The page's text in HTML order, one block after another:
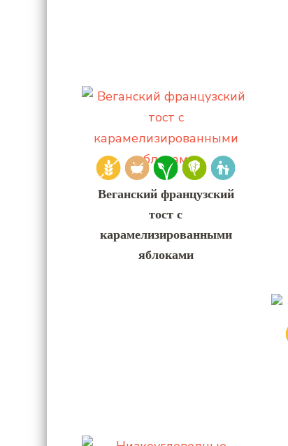
Веганский французский
тост с
карамелизированными
яблоками